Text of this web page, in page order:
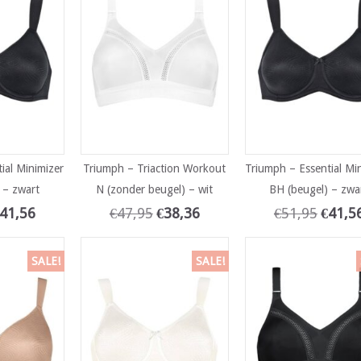
Minimizer
– zwart
Triumph – Triaction Workout
N (zonder beugel) – wit
€47,95€38,36
Triumph – Essential
BH (beugel) –
€51,95€
SALE! SALE!